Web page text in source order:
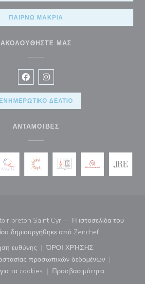
ΠΑΊΡΝΩ ΜΑΚΡΙΆ
ΑΚΟΛΟΥΘΉΣΤΕ ΜΑΣ
Facebook ((ανοίγει σε νέο
Instagram ((ανοίγει σε νέο
ΕΝΗΜΕΡΩΤΙΚΌ ΔΕΛΤΊΟ
ΑΝΤΑΜΟΙΒΈΣ
breton Saint Cyr — Η ιστοσελίδα του
δημιουργήθηκε από Zenchef((ανοίγει σε
ευθύνης
((ανοίγει σε νέο παράθυρο))
ΌΡΟΙ ΧΡΉΣΗΣ
((ανοίγει σε νέο
προσωπικών δεδομένων
((ανοίγει σε νέο παράθυρο))
τα cookies
((ανοίγει σε νέο παράθυρο))
Προσβασιμότητα
((ανοίγει σε νέο